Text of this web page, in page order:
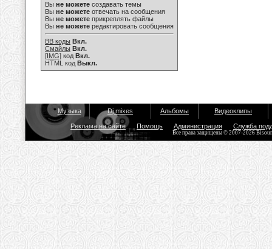
Вы не можете создавать темы
Вы не можете отвечать на сообщения
Вы не можете прикреплять файлы
Вы не можете редактировать сообщения
BB коды Вкл.
Смайлы Вкл.
[IMG] код Вкл.
HTML код Выкл.
Музыка Dj mixes Альбомы Видеоклипы
Реклама на сайте Помощь Администрация Служба
Все права защищены © 2007-2026